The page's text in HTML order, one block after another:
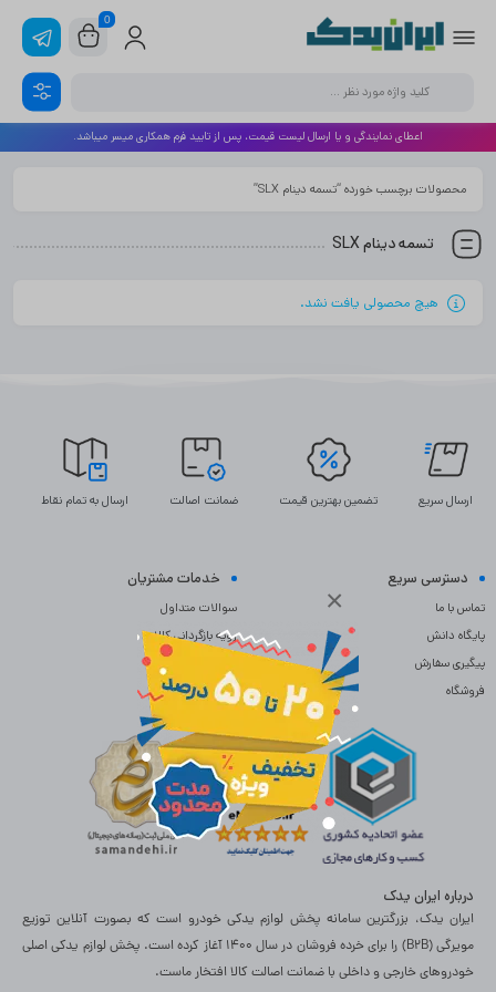
×
0
اعطای نمایندگی و یا ارسال لیست قیمت، پس از تایید فرم همکاری میسر میباشد.
محصولات برچسب خورده “تسمه دینام SLX”
تسمه دینام SLX
هیچ محصولی یافت نشد.
ارسال سریع تضمین بهترین قیمت ضمانت اصالت ارسال به تمام نقاط
دسترسی سریع
تماس با ما
پایگاه دانش
پیگیری سفارش
فروشگاه
خدمات مشتریان
سوالات متداول
رویه بازگردانی کالا
تماس با ما
درباره ایران یدک
ایران یدک، بزرگترین سامانه پخش لوازم یدکی خودرو است که بصورت آنلاین توزیع
مویرگی (B2B) را برای خرده فروشان در سال 1400 آغاز کرده است. پخش لوازم یدکی اصلی
خودروهای خارجی و داخلی با ضمانت اصالت کالا افتخار ماست.